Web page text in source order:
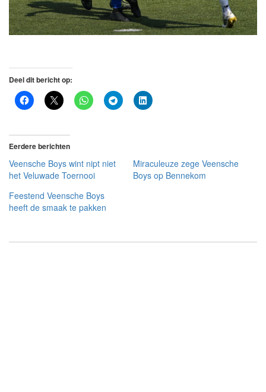
Deel dit bericht op:
Eerdere berichten
Veensche Boys wint nipt niet
het Veluwade Toernooi
Miraculeuze zege Veensche
Boys op Bennekom
Feestend Veensche Boys
heeft de smaak te pakken